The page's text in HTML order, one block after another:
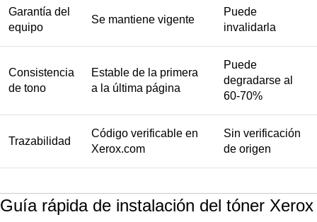
Garantía del
equipo
Se mantiene vigente
Puede
invalidarla
Consistencia
de tono
Estable de la primera
a la última página
Puede
degradarse al
60-70%
Trazabilidad
Código verificable en
Xerox.com
Sin verificación
de origen
Guía rápida de instalación del tóner Xerox